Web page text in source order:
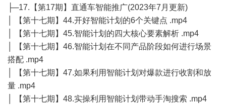
├─17.【第17期】直通车智能推广(2023年7月更新)
│ 【第十七期】44.开好智能计划的6个关键点 .mp4
│ 【第十七期】45.智能计划的四大核心要素解析 .mp4
│ 【第十七期】46.智能计划在不同产品阶段如何进行场景
搭配 .mp4
│ 【第十七期】47.如果利用智能计划对爆款进行收割和放
量 .mp4
│ 【第十七期】48.实操利用智能计划带动手淘搜索 .mp4